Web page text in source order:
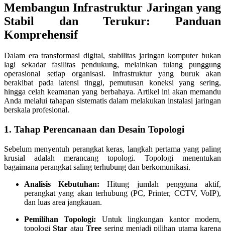
Membangun Infrastruktur Jaringan yang
Stabil dan Terukur: Panduan
Komprehensif
Dalam era transformasi digital, stabilitas jaringan komputer bukan
lagi sekadar fasilitas pendukung, melainkan tulang punggung
operasional setiap organisasi. Infrastruktur yang buruk akan
berakibat pada latensi tinggi, pemutusan koneksi yang sering,
hingga celah keamanan yang berbahaya. Artikel ini akan memandu
Anda melalui tahapan sistematis dalam melakukan instalasi jaringan
berskala profesional.
1. Tahap Perencanaan dan Desain Topologi
Sebelum menyentuh perangkat keras, langkah pertama yang paling
krusial adalah merancang topologi. Topologi menentukan
bagaimana perangkat saling terhubung dan berkomunikasi.
Analisis Kebutuhan: Hitung jumlah pengguna aktif,
perangkat yang akan terhubung (PC, Printer, CCTV, VoIP),
dan luas area jangkauan.
Pemilihan Topologi: Untuk lingkungan kantor modern,
topologiStar atauTree sering menjadi pilihan utama karena